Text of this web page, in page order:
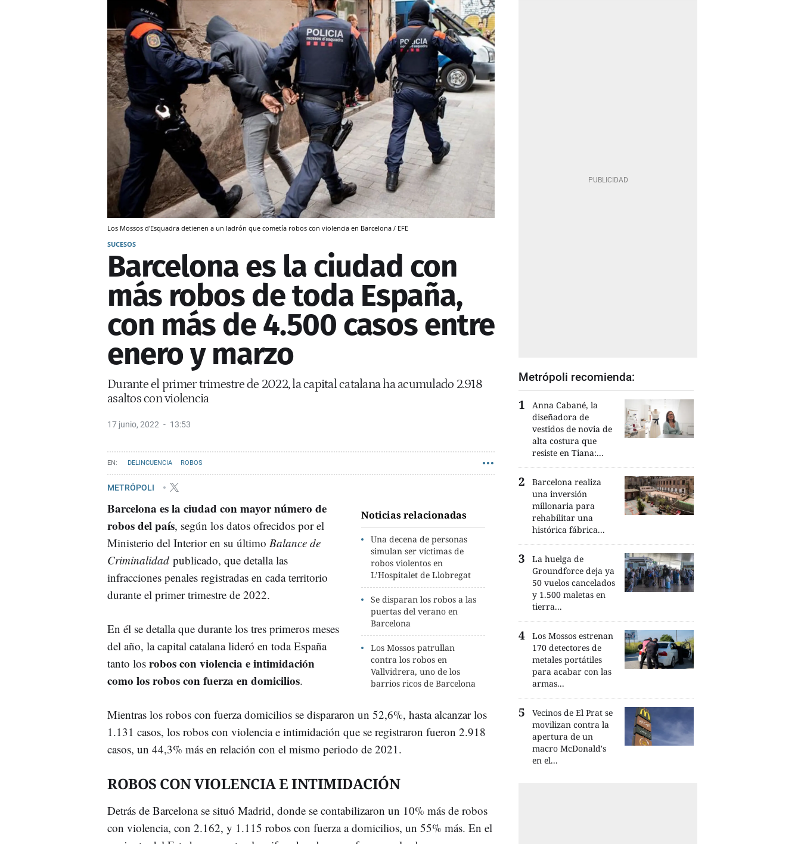
Los Mossos d'Esquadra detienen a un ladrón que cometía robos con violencia en Barcelona / EFE
SUCESOS
Barcelona es la ciudad con
más robos de toda España,
con más de 4.500 casos entre
enero y marzo
Durante el primer trimestre de 2022, la capital catalana ha acumulado 2.918
asaltos con violencia
17 junio, 2022 13:53
DELINCUENCIA ROBOS
METRÓPOLI
Noticias relacionadas
Una decena de personas
simulan ser víctimas de
robos violentos en
L’Hospitalet de Llobregat
Se disparan los robos a las
puertas del verano en
Barcelona
Los Mossos patrullan
contra los robos en
Vallvidrera, uno de los
barrios ricos de Barcelona
Barcelona es la ciudad con mayor número de
robos del país, según los datos ofrecidos por el
Ministerio del Interior en su último Balance de
Criminalidad publicado, que detalla las
infracciones penales registradas en cada territorio
durante el primer trimestre de 2022.
En él se detalla que durante los tres primeros meses
del año, la capital catalana lideró en toda España
tanto los robos con violencia e intimidación
como los robos con fuerza en domicilios.
Mientras los robos con fuerza domicilios se dispararon un 52,6%, hasta alcanzar los
1.131 casos, los robos con violencia e intimidación que se registraron fueron 2.918
casos, un 44,3% más en relación con el mismo periodo de 2021.
ROBOS CON VIOLENCIA E INTIMIDACIÓN
Detrás de Barcelona se situó Madrid, donde se contabilizaron un 10% más de robos
con violencia, con 2.162, y 1.115 robos con fuerza a domicilios, un 55% más. En el
Metrópoli recomienda:
Anna Cabané, la
diseñadora de
vestidos de novia de
alta costura que
resiste en Tiana:...
Barcelona realiza
una inversión
millonaria para
rehabilitar una
histórica fábrica...
La huelga de
Groundforce deja ya
50 vuelos cancelados
y 1.500 maletas en
tierra...
Los Mossos estrenan
170 detectores de
metales portátiles
para acabar con las
armas...
Vecinos de El Prat se
movilizan contra la
apertura de un
macro McDonald's
en el...